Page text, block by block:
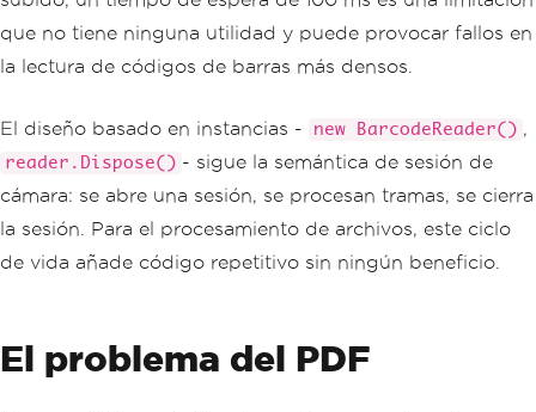
s );
que no tiene ninguna utilidad y puede provocar fallos en
la lectura de códigos de barras más densos.
El diseño basado en instancias - new BarcodeReader() ,
reader.Dispose() - sigue la semántica de sesión de
cámara: se abre una sesión, se procesan tramas, se cierra
la sesión. Para el procesamiento de archivos, este ciclo
de vida añade código repetitivo sin ningún beneficio.
El problema del PDF